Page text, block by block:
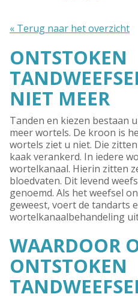
« Terug naar het overzicht
ONTSTOKEN
NIET MEER
Tanden en kiezen bestaan
meer wortels. De kroon is
wortels ziet u niet. Die
kaak verankerd. In iedere
wortelkanaal. Hierin zitten
bloedvaten. Dit levend
genoemd. Als het weefsel
geweest, voert de tandarts
wortelkanaalbehandeling
WAARDOOR
ONTSTOKEN